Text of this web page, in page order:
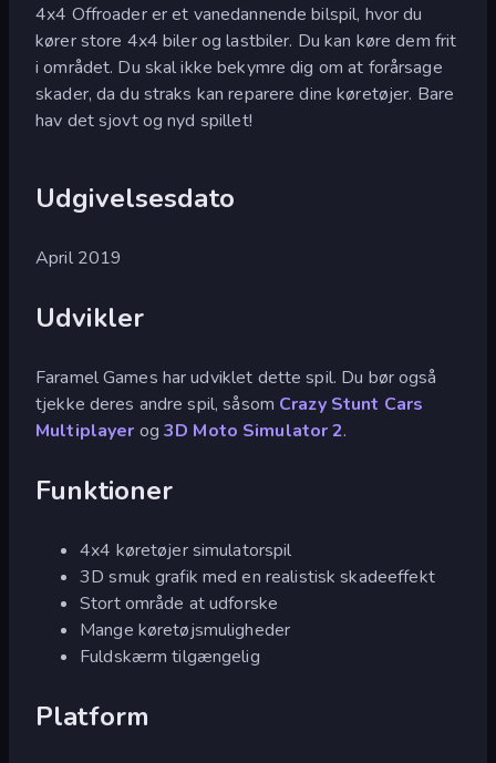
4x4 Offroader er et vanedannende bilspil, hvor du
kører store 4x4 biler og lastbiler. Du kan køre dem frit
i området. Du skal ikke bekymre dig om at forårsage
skader, da du straks kan reparere dine køretøjer. Bare
hav det sjovt og nyd spillet!
Udgivelsesdato
April 2019
Udvikler
Faramel Games har udviklet dette spil. Du bør også
tjekke deres andre spil, såsom Crazy Stunt Cars
Multiplayer og 3D Moto Simulator 2.
Funktioner
4x4 køretøjer simulatorspil
3D smuk grafik med en realistisk skadeeffekt
Stort område at udforske
Mange køretøjsmuligheder
Fuldskærm tilgængelig
Platform